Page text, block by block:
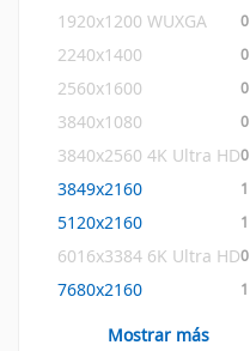
1920x1200 WUXGA 0
2240x1400 0
2560x1600 0
3840x1080 0
3840x2560 4K Ultra HD0
3849x2160 1
5120x2160 1
6016x3384 6K Ultra HD0
7680x2160 1
Mostrar más